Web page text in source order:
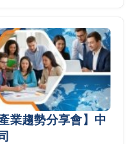
業趨勢分享會】中